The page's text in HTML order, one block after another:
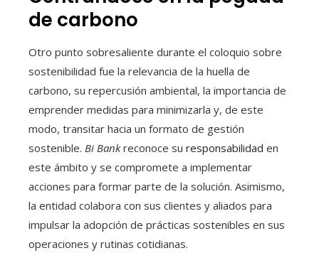
de carbono
Otro punto sobresaliente durante el coloquio sobre
sostenibilidad fue la relevancia de la huella de
carbono, su repercusión ambiental, la importancia de
emprender medidas para minimizarla y, de este
modo, transitar hacia un formato de gestión
sostenible. Bi Bankreconoce su responsabilidad en
este ámbito y se compromete a implementar
acciones para formar parte de la solución. Asimismo,
la entidad colabora con sus clientes y aliados para
impulsar la adopción de prácticas sostenibles en sus
operaciones y rutinas cotidianas.